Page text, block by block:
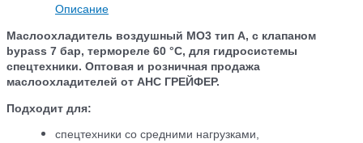
Описание
Маслоохладитель воздушный МО3 тип А, с клапаном
bypass 7 бар, термореле 60 °С, для гидросистемы
спецтехники. Оптовая и розничная продажа
маслоохладителей от АНС ГРЕЙФЕР.
Подходит для:
спецтехники со средними нагрузками,